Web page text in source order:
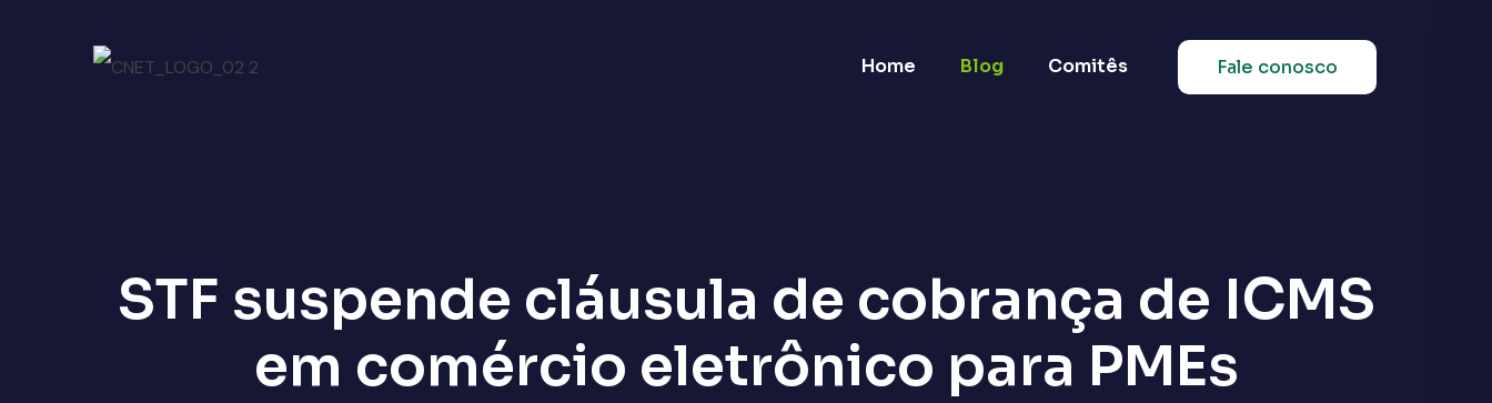
Home Blog Comitês Fale conosco
STF suspende cláusula de cobrança de ICMS
em comércio eletrônico para PMEs